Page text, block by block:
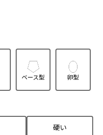
ベース型 卵型
硬い